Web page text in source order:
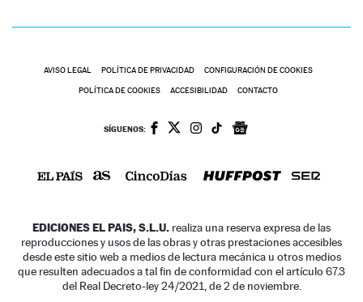
AVISO LEGAL POLÍTICA DE PRIVACIDAD CONFIGURACIÓN DE COOKIES
POLÍTICA DE COOKIES ACCESIBILIDAD CONTACTO
SÍGUENOS:
EDICIONES EL PAIS, S.L.U. realiza una reserva expresa de las
reproducciones y usos de las obras y otras prestaciones accesibles
desde este sitio web a medios de lectura mecánica u otros medios
que resulten adecuados a tal fin de conformidad con el artículo 67.3
del Real Decreto-ley 24/2021, de 2 de noviembre.